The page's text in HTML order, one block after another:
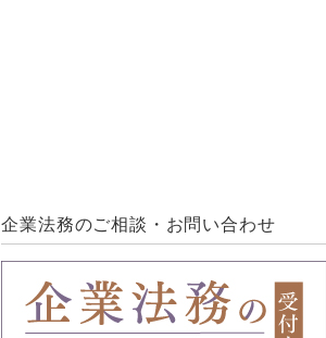
企業法務のご相談・お問い合わせ